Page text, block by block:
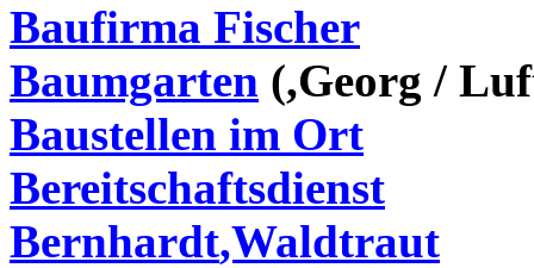
Baufirma Fischer
Baumgarten (,Georg /
Baustellen im Ort
Bereitschaftsdienst
Bernhardt,Waldtraut